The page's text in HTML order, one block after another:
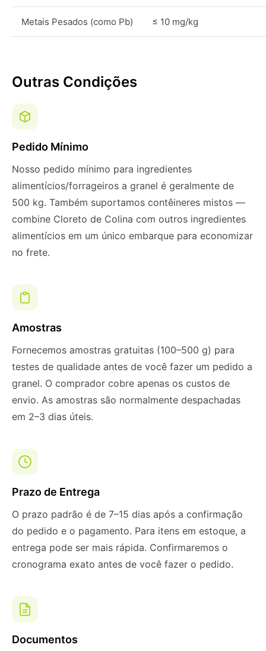
Metais Pesados (como Pb) ≤ 10 mg/kg
Outras Condições
Pedido Mínimo
Nosso pedido mínimo para ingredientes
alimentícios/forrageiros a granel é geralmente de
500 kg. Também suportamos contêineres mistos —
combine Cloreto de Colina com outros ingredientes
alimentícios em um único embarque para economizar
no frete.
Amostras
Fornecemos amostras gratuitas (100–500 g) para
testes de qualidade antes de você fazer um pedido a
granel. O comprador cobre apenas os custos de
envio. As amostras são normalmente despachadas
em 2–3 dias úteis.
Prazo de Entrega
O prazo padrão é de 7–15 dias após a confirmação
do pedido e o pagamento. Para itens em estoque, a
entrega pode ser mais rápida. Confirmaremos o
cronograma exato antes de você fazer o pedido.
Documentos